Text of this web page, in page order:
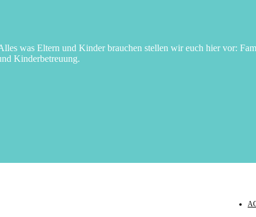
was Eltern und Kinder brauchen stellen wir euch hier vor:
Kinderbetreuung.